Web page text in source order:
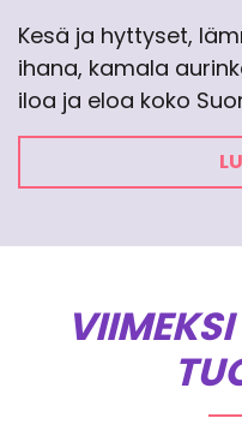
Kesä ja hyttyset,
ihana, kamala
iloa ja eloa koko